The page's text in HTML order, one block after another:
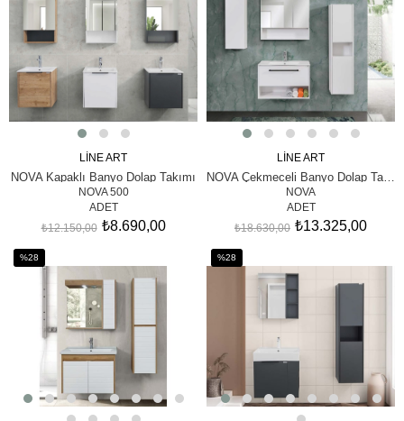
SEPETE EKLE
%28İndirim
LİNE ART
NOVA Kapaklı Banyo Dolap Takımı
NOVA 500
ADET
₺8.690,00
₺12.150,00
SEPETE EKLE
LİNE ART
NOVA Çekmeceli Banyo Dolap Takımları
NOVA
ADET
₺13.325,00
₺18.630,00
%28
%28İndirim
%28